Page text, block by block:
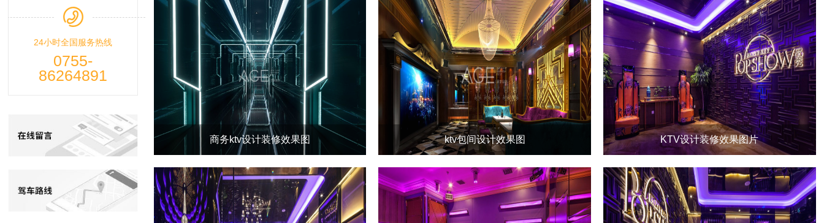
24小时全国服务热线
0755-
86264891
商务ktv设计装修效果图 ktv包间设计效果图 KTV设计装修效果图片